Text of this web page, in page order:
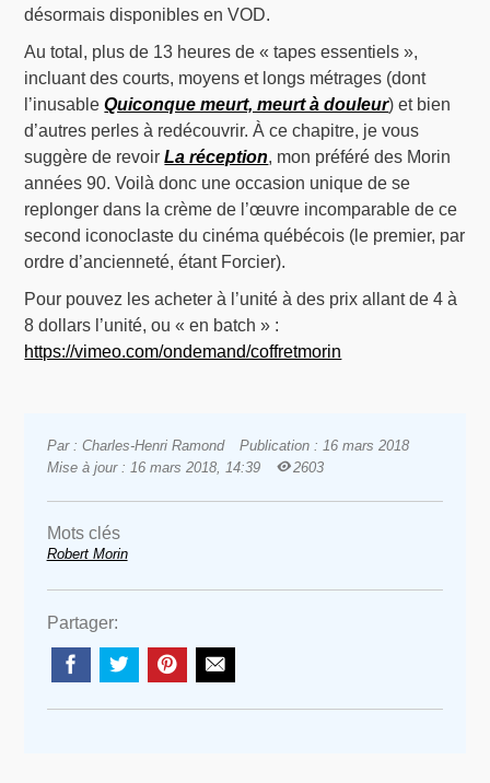
désormais disponibles en VOD.
Au total, plus de 13 heures de « tapes essentiels »,
incluant des courts, moyens et longs métrages (dont
l’inusableQuiconque meurt, meurt à douleur) et bien
d’autres perles à redécouvrir. À ce chapitre, je vous
suggère de revoirLa réception, mon préféré des Morin
années 90. Voilà donc une occasion unique de se
replonger dans la crème de l’œuvre incomparable de ce
second iconoclaste du cinéma québécois (le premier, par
ordre d’ancienneté, étant Forcier).
Pour pouvez les acheter à l’unité à des prix allant de 4 à
8 dollars l’unité, ou « en batch » :
https://vimeo.com/ondemand/coffretmorin
Par : Charles-Henri Ramond
Publication : 16 mars 2018
Mise à jour : 16 mars 2018, 14:39
2603
Mots clés
Robert Morin
Partager: